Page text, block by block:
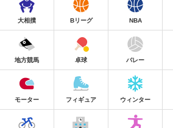
大相撲 Bリーグ NBA
地方競馬 卓球 バレー
モーター フィギュア ウィンター